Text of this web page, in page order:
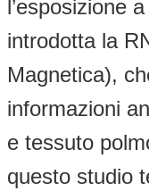
l’esposizione
introdotta la
Magnetica),
informazioni
e tessuto
questo studio